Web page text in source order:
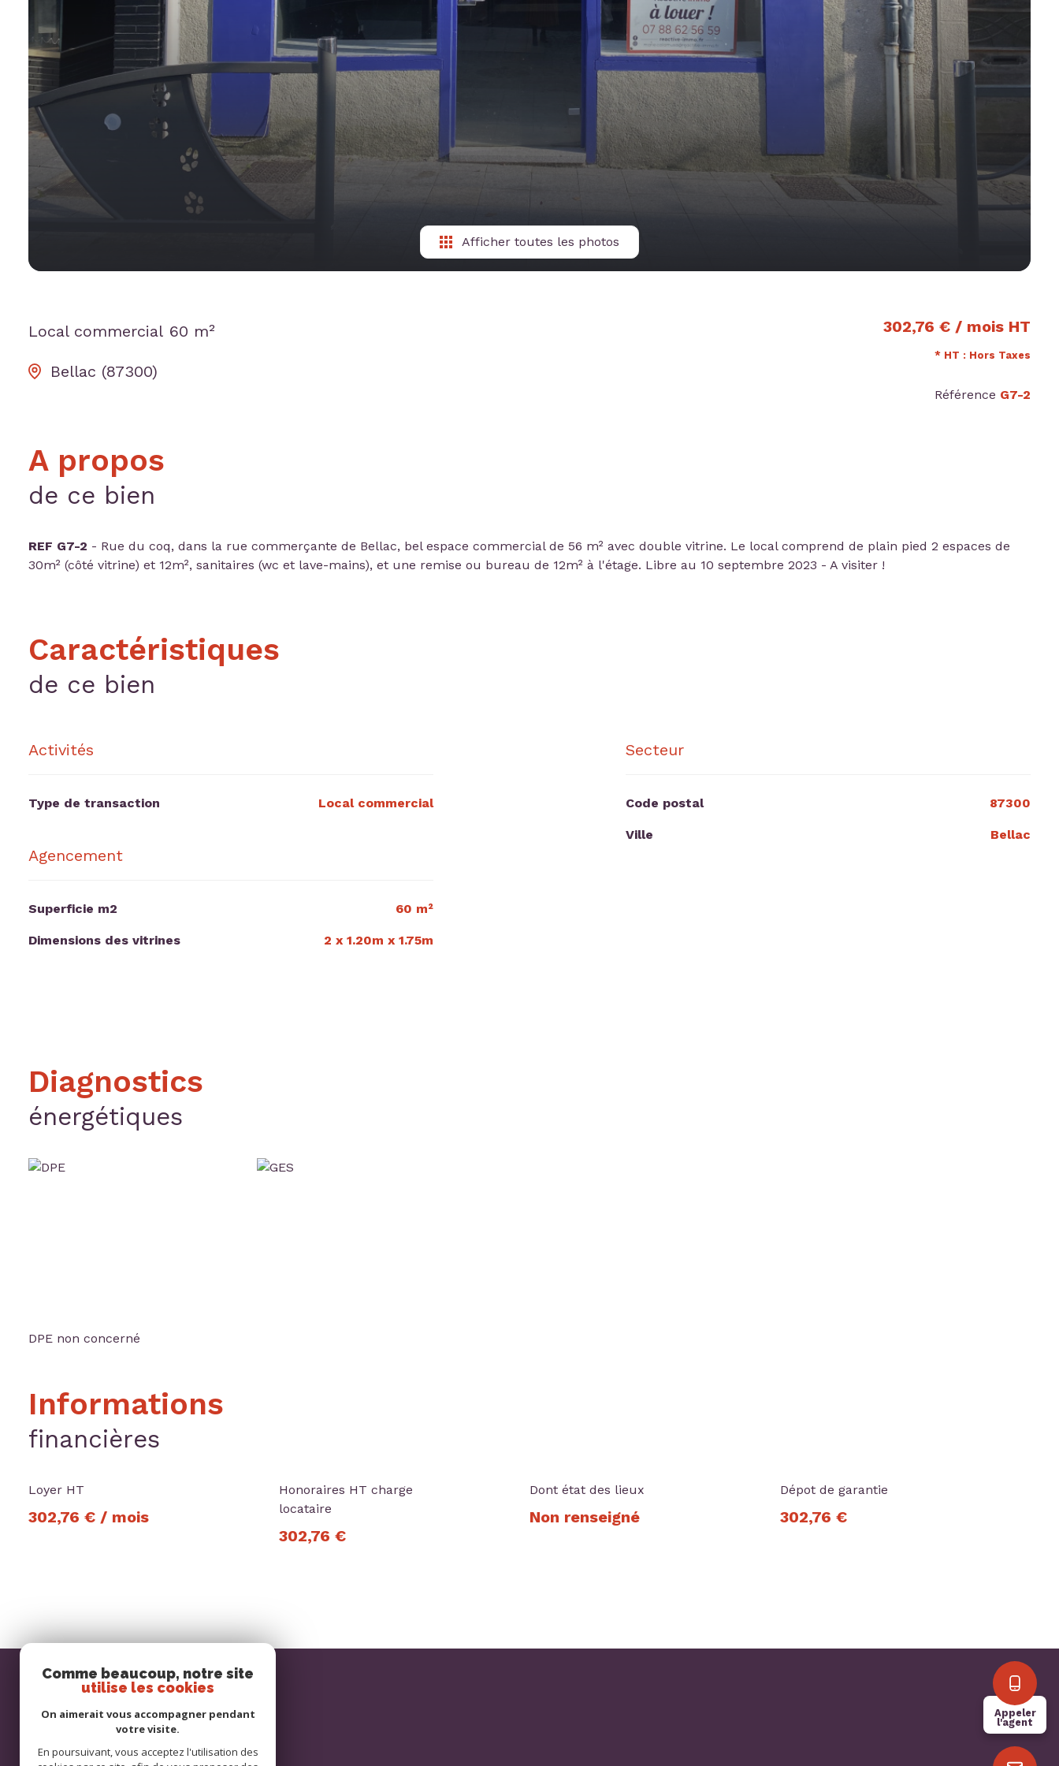
Appeler
l'agent
Afficher toutes les photos
Local commercial 60 m²
Bellac (87300)
302,76 € / mois HT
* HT : Hors Taxes
Référence G7-2
A propos
de ce bien
REF G7-2 - Rue du coq, dans la rue commerçante de Bellac, bel espace commercial de 56 m² avec double vitrine. Le local comprend de plain pied 2 espaces de
30m² (côté vitrine) et 12m², sanitaires (wc et lave-mains), et une remise ou bureau de 12m² à l'étage. Libre au 10 septembre 2023 - A visiter !
Caractéristiques
de ce bien
Activités
Type de transaction Local commercial
Agencement
Superficie m2 60 m²
Dimensions des vitrines 2 x 1.20m x 1.75m
Secteur
Code postal 87300
Ville Bellac
Diagnostics
énergétiques
DPE non concerné
Informations
financières
Loyer HT
302,76 € / mois
Honoraires HT charge
locataire
302,76 €
Dont état des lieux
Non renseigné
Dépot de garantie
302,76 €
Comme beaucoup, notre site
utilise les cookies
On aimerait vous accompagner pendant
votre visite.
En poursuivant, vous acceptez l'utilisation des